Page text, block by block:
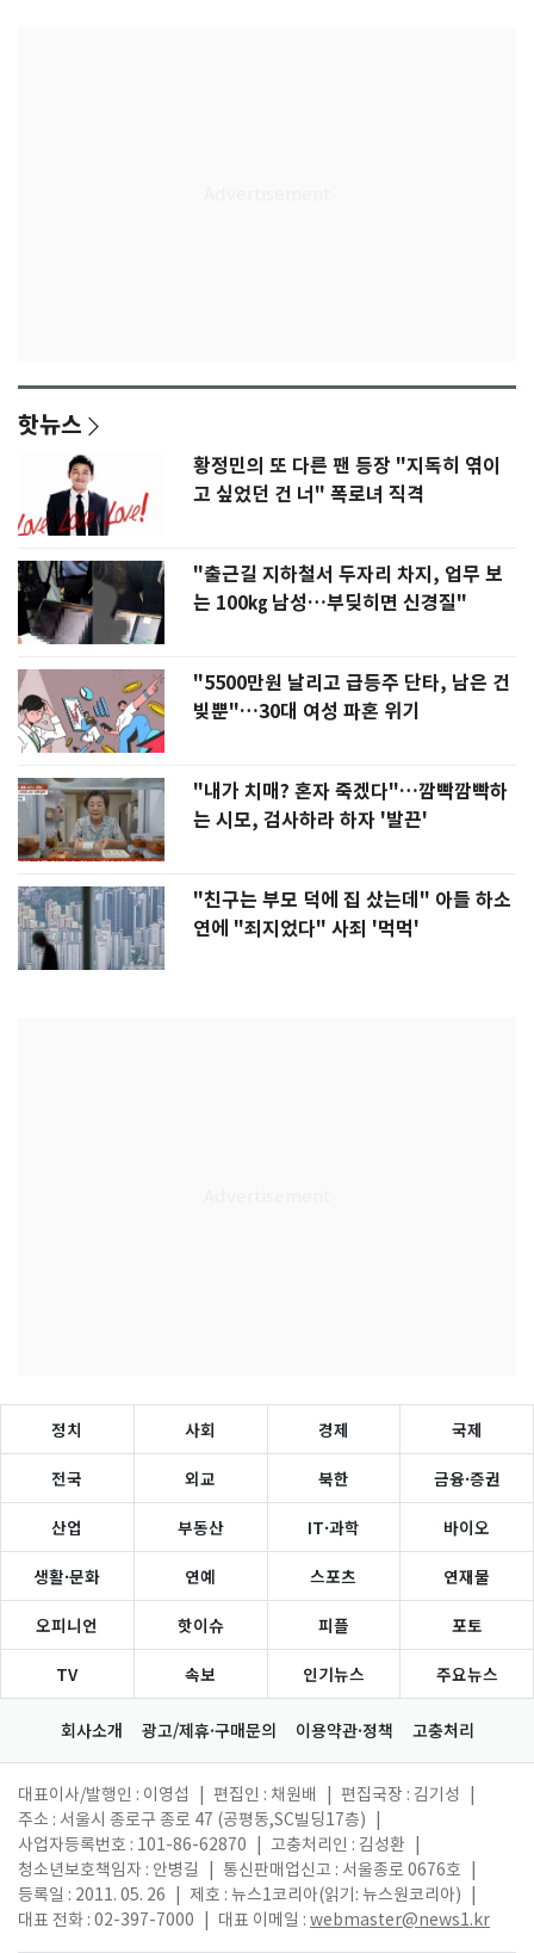
핫뉴스
황정민의 또 다른 팬 등장 "지독히 엮이
고 싶었던 건 너" 폭로녀 직격
"출근길 지하철서 두자리 차지, 업무 보
는 100㎏ 남성…부딪히면 신경질"
"5500만원 날리고 급등주 단타, 남은 건
빚뿐"…30대 여성 파혼 위기
"내가 치매? 혼자 죽겠다"…깜빡깜빡하
는 시모, 검사하라 하자 '발끈'
"친구는 부모 덕에 집 샀는데" 아들 하소
연에 "죄지었다" 사죄 '먹먹'
정치 사회 경제 국제
전국 외교 북한 금융·증권
산업 부동산 IT·과학 바이오
생활·문화 연예 스포츠 연재물
오피니언 핫이슈 피플 포토
TV 속보 인기뉴스 주요뉴스
회사소개 광고/제휴·구매문의 이용약관·정책 고충처리
대표이사/발행인 : 이영섭 편집인 : 채원배 편집국장 : 김기성
주소 : 서울시 종로구 종로 47 (공평동,SC빌딩17층)
사업자등록번호 : 101-86-62870
고충처리인 : 김성환
청소년보호책임자 : 안병길
통신판매업신고 : 서울종로 0676호
등록일 : 2011. 05. 26
제호 : 뉴스1코리아(읽기: 뉴스원코리아)
대표 전화 : 02-397-7000
대표 이메일 : webmaster@news1.kr